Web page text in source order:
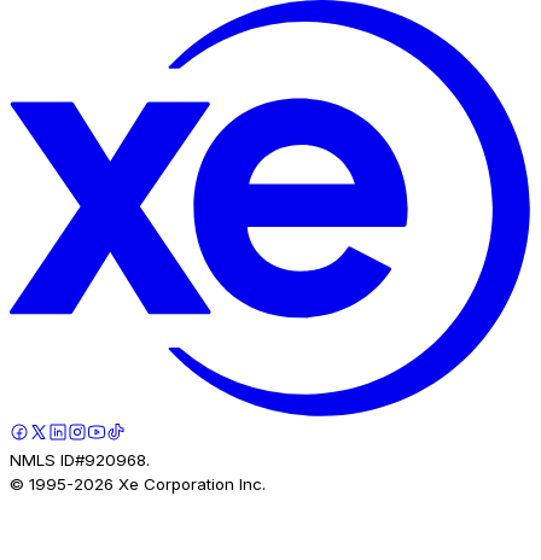
NMLS ID#920968.
© 1995-2026 Xe Corporation Inc.